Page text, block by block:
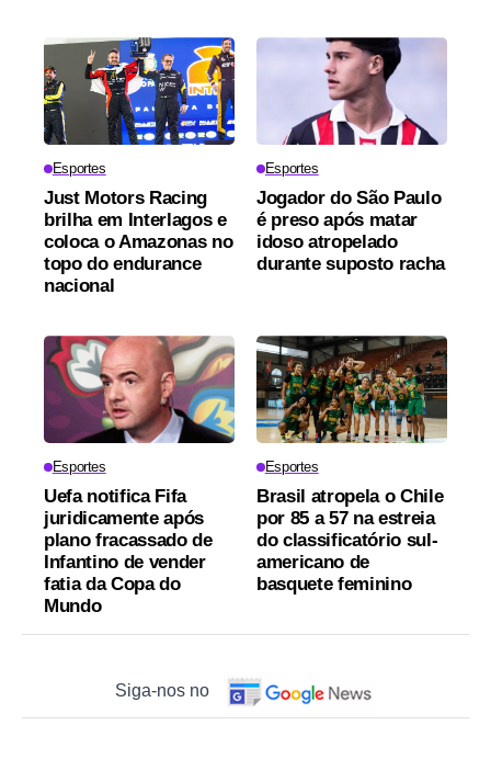
Esportes
Just Motors Racing
brilha em Interlagos e
coloca o Amazonas no
topo do endurance
nacional
Esportes
Jogador do São Paulo
é preso após matar
idoso atropelado
durante suposto racha
Esportes
Uefa notifica Fifa
juridicamente após
plano fracassado de
Infantino de vender
fatia da Copa do
Mundo
Esportes
Brasil atropela o Chile
por 85 a 57 na estreia
do classificatório sul-
americano de
basquete feminino
Siga-nos no